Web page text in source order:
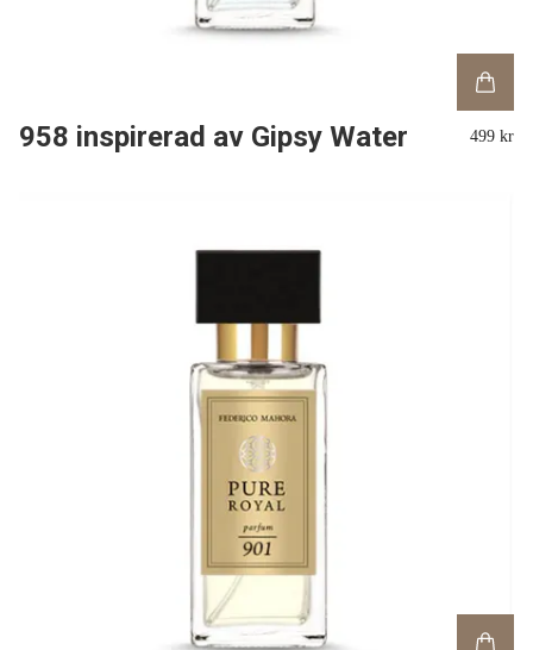
958 inspirerad av Gipsy Water 499 kr